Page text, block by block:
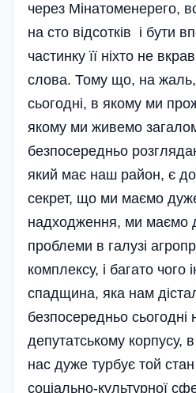
через Мінатоменерего,
на сто відсотків і бути
частинку її ніхто не
слова. Тому що, на жаль,
сьогодні, в якому ми
якому ми живемо
безпосередньо
який має наш район, є
секрет, що ми маємо
надходження, ми маємо
проблеми в галузі
комплексу, і багато чого
спадщина, яка нам
безпосередньо
депутатському корпусу,
нас дуже турбує той стан
соціально-культурної